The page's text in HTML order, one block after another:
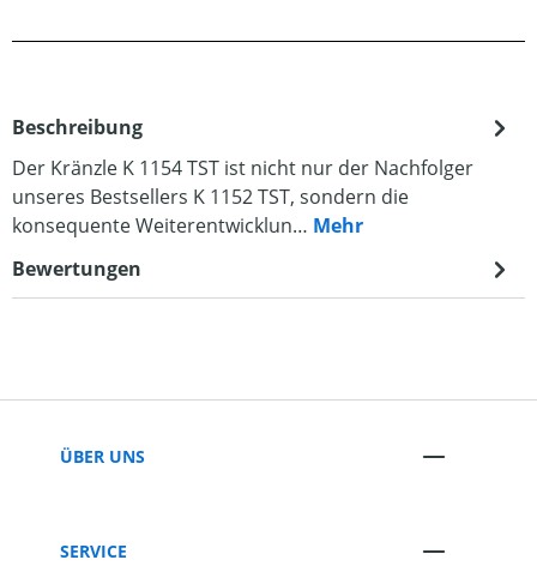
Beschreibung
Der Kränzle K 1154 TST ist nicht nur der Nachfolger
unseres Bestsellers K 1152 TST, sondern die
konsequente Weiterentwicklun… Mehr
Bewertungen
ÜBER UNS
SERVICE